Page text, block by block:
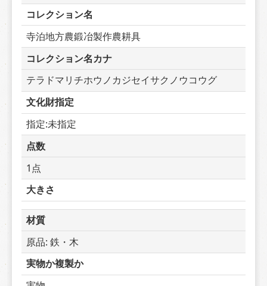
コレクション名
寺泊地方農鍛冶製作農耕具
コレクション名カナ
テラドマリチホウノカジセイサクノウコウグ
文化財指定
指定:未指定
点数
1点
大きさ
材質
原品: 鉄・木
実物か複製か